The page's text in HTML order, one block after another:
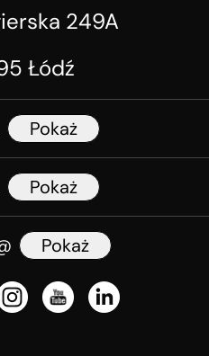
249A
Łódź
Pokaż
Pokaż
Pokaż